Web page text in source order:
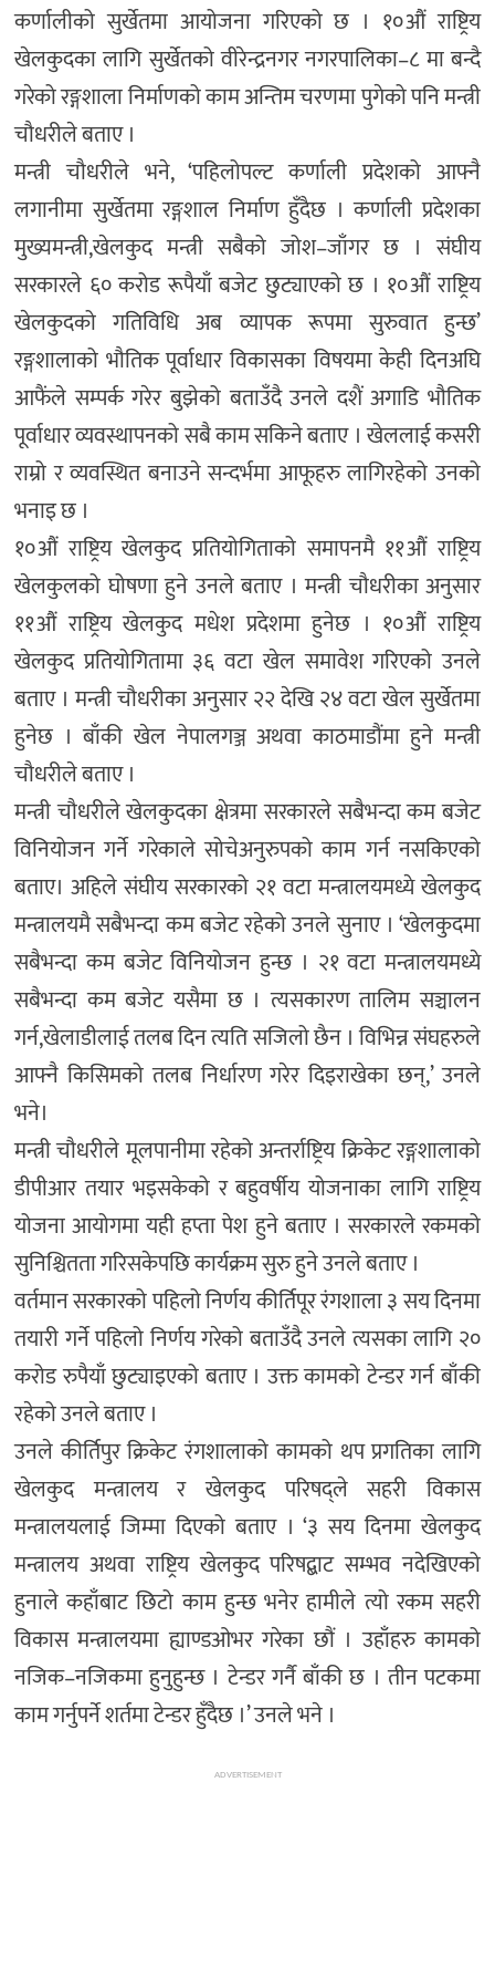
कर्णालीको सुर्खेतमा आयोजना गरिएको छ । १०औं राष्ट्रिय
खेलकुदका लागि सुर्खेतको वीरेन्द्रनगर नगरपालिका–८ मा बन्दै
गरेको रङ्गशाला निर्माणको काम अन्तिम चरणमा पुगेको पनि मन्त्री
चौधरीले बताए ।
मन्त्री चौधरीले भने, ‘पहिलोपल्ट कर्णाली प्रदेशको आफ्नै
लगानीमा सुर्खेतमा रङ्गशाल निर्माण हुँदैछ । कर्णाली प्रदेशका
मुख्यमन्त्री,खेलकुद मन्त्री सबैको जोश–जाँगर छ । संघीय
सरकारले ६० करोड रूपैयाँ बजेट छुट्याएको छ । १०औं राष्ट्रिय
खेलकुदको गतिविधि अब व्यापक रूपमा सुरुवात हुन्छ’
रङ्गशालाको भौतिक पूर्वाधार विकासका विषयमा केही दिनअघि
आफैंले सम्पर्क गरेर बुझेको बताउँदै उनले दशैं अगाडि भौतिक
पूर्वाधार व्यवस्थापनको सबै काम सकिने बताए । खेललाई कसरी
राम्रो र व्यवस्थित बनाउने सन्दर्भमा आफूहरु लागिरहेको उनको
भनाइ छ ।
१०औं राष्ट्रिय खेलकुद प्रतियोगिताको समापनमै ११औं राष्ट्रिय
खेलकुलको घोषणा हुने उनले बताए । मन्त्री चौधरीका अनुसार
११औं राष्ट्रिय खेलकुद मधेश प्रदेशमा हुनेछ । १०औं राष्ट्रिय
खेलकुद प्रतियोगितामा ३६ वटा खेल समावेश गरिएको उनले
बताए । मन्त्री चौधरीका अनुसार २२ देखि २४ वटा खेल सुर्खेतमा
हुनेछ । बाँकी खेल नेपालगञ्ज अथवा काठमाडौंमा हुने मन्त्री
चौधरीले बताए ।
मन्त्री चौधरीले खेलकुदका क्षेत्रमा सरकारले सबैभन्दा कम बजेट
विनियोजन गर्ने गरेकाले सोचेअनुरुपको काम गर्न नसकिएको
बताए। अहिले संघीय सरकारको २१ वटा मन्त्रालयमध्ये खेलकुद
मन्त्रालयमै सबैभन्दा कम बजेट रहेको उनले सुनाए । ‘खेलकुदमा
सबैभन्दा कम बजेट विनियोजन हुन्छ । २१ वटा मन्त्रालयमध्ये
सबैभन्दा कम बजेट यसैमा छ । त्यसकारण तालिम सञ्चालन
गर्न,खेलाडीलाई तलब दिन त्यति सजिलो छैन । विभिन्न संघहरुले
आफ्नै किसिमको तलब निर्धारण गरेर दिइराखेका छन्,’ उनले
भने।
मन्त्री चौधरीले मूलपानीमा रहेको अन्तर्राष्ट्रिय क्रिकेट रङ्गशालाको
डीपीआर तयार भइसकेको र बहुवर्षीय योजनाका लागि राष्ट्रिय
योजना आयोगमा यही हप्ता पेश हुने बताए । सरकारले रकमको
सुनिश्चितता गरिसकेपछि कार्यक्रम सुरु हुने उनले बताए ।
वर्तमान सरकारको पहिलो निर्णय कीर्तिपूर रंगशाला ३ सय दिनमा
तयारी गर्ने पहिलो निर्णय गरेको बताउँदै उनले त्यसका लागि २०
करोड रुपैयाँ छुट्याइएको बताए । उक्त कामको टेन्डर गर्न बाँकी
रहेको उनले बताए ।
उनले कीर्तिपुर क्रिकेट रंगशालाको कामको थप प्रगतिका लागि
खेलकुद मन्त्रालय र खेलकुद परिषद्ले सहरी विकास
मन्त्रालयलाई जिम्मा दिएको बताए । ‘३ सय दिनमा खेलकुद
मन्त्रालय अथवा राष्ट्रिय खेलकुद परिषद्बाट सम्भव नदेखिएको
हुनाले कहाँबाट छिटो काम हुन्छ भनेर हामीले त्यो रकम सहरी
विकास मन्त्रालयमा ह्याण्डओभर गरेका छौं । उहाँहरु कामको
नजिक–नजिकमा हुनुहुन्छ । टेन्डर गर्नै बाँकी छ । तीन पटकमा
काम गर्नुपर्ने शर्तमा टेन्डर हुँदैछ ।’ उनले भने ।
ADVERTISEMENT